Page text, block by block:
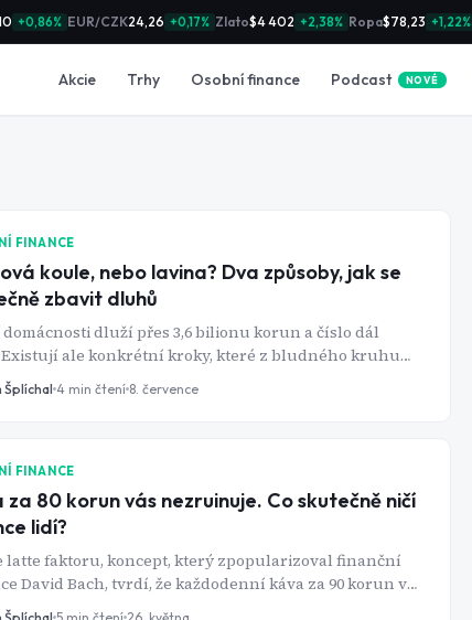
+0,86% EUR/CZK24,26 +0,17% Zlato$4 402 +2,38% Ropa$78,23 +1,22%
Akcie Trhy Osobní finance Podcast NOVÉ
FINANCE
koule, nebo lavina? Dva způsoby, jak se
zbavit dluhů
domácnosti dluží přes 3,6 bilionu korun a číslo dál
Existují ale konkrétní kroky, které z bludného kruhu
dokážou dostat i bez zázraků.
Šplíchal 4 min čtení 8. července
FINANCE
za 80 korun vás nezruinuje. Co skutečně ničí
lidí?
latte faktoru, koncept, který zpopularizoval finanční
David Bach, tvrdí, že každodenní káva za 90 korun vás
stojí statisíce. Je na tom kousek pravdy. Ale lidé, kteří